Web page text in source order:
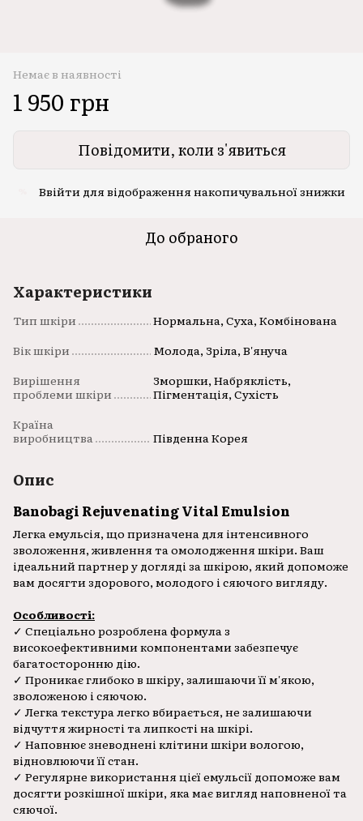
Немає в наявності
1 950 грн
Повідомити, коли з'явиться
Ввійти для відображення накопичувальної знижки
До обраного
Характеристики
Тип шкіри
Нормальна, Суха, Комбінована
Вік шкіри
Молода, Зріла, В'януча
Вирішення
проблеми шкіри
Зморшки, Набряклість,
Пігментація, Сухість
Країна
виробництва
Південна Корея
Опис
Banobagi Rejuvenating Vital Emulsion
Легка емульсія, що призначена для інтенсивного
зволоження, живлення та омолодження шкіри. Ваш
ідеальний партнер у догляді за шкірою, який допоможе
вам досягти здорового, молодого і сяючого вигляду.
Особливості:
✓ Спеціально розроблена формула з
високоефективними компонентами забезпечує
багатосторонню дію.
✓ Проникає глибоко в шкіру, залишаючи її м'якою,
зволоженою і сяючою.
✓ Легка текстура легко вбирається, не залишаючи
відчуття жирності та липкості на шкірі.
✓ Наповнює зневоднені клітини шкіри вологою,
відновлюючи її стан.
✓ Регулярне використання цієї емульсії допоможе вам
досягти розкішної шкіри, яка має вигляд наповненої та
сяючої.